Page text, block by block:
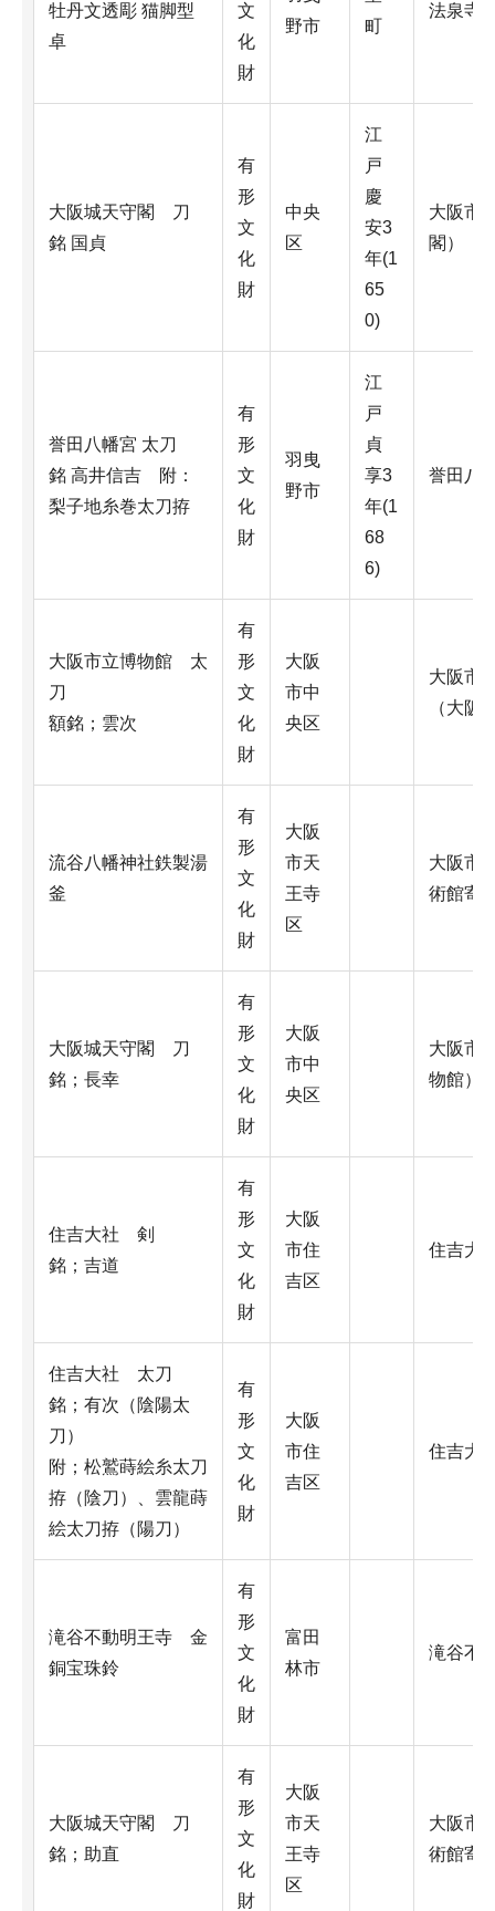
牡丹文透彫 猫脚型
卓
文
化
財
野市
町
法泉寺
大阪城天守閣 刀
銘 国貞
有
形
文
化
財
中央
区
江
戸
慶
安3
年(1
65
0)
大阪市
閣）
誉田八幡宮 太刀
銘 高井信吉 附：
梨子地糸巻太刀拵
有
形
文
化
財
羽曳
野市
江
戸
貞
享3
年(1
68
6)
誉田八
大阪市立博物館 太
刀
額銘；雲次
有
形
文
化
財
大阪
市中
央区
大阪市
（大阪
流谷八幡神社鉄製湯
釜
有
形
文
化
財
大阪
市天
王寺
区
大阪市
術館寄
大阪城天守閣 刀
銘；長幸
有
形
文
化
財
大阪
市中
央区
大阪市
物館）
住吉大社 剣
銘；吉道
有
形
文
化
財
大阪
市住
吉区
住吉大
住吉大社 太刀
銘；有次（陰陽太
刀）
附；松鷲蒔絵糸太刀
拵（陰刀）、雲龍蒔
絵太刀拵（陽刀）
有
形
文
化
財
大阪
市住
吉区
住吉大
滝谷不動明王寺 金
銅宝珠鈴
有
形
文
化
財
富田
林市
滝谷不
大阪城天守閣 刀
銘；助直
有
形
文
化
財
大阪
市天
王寺
区
大阪市
術館寄